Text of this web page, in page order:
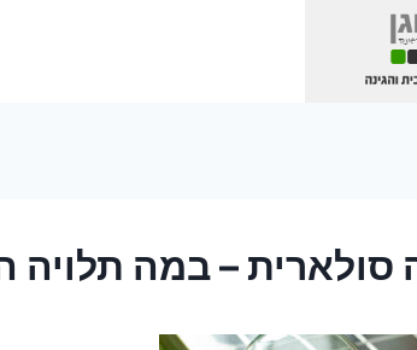
סולארית – במה